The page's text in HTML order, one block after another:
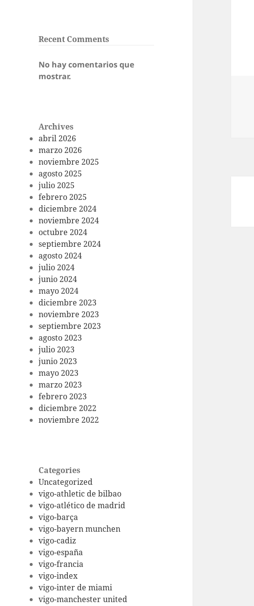
Recent Comments
No hay comentarios que
mostrar.
Archives
abril 2026
marzo 2026
noviembre 2025
agosto 2025
julio 2025
febrero 2025
diciembre 2024
noviembre 2024
octubre 2024
septiembre 2024
agosto 2024
julio 2024
junio 2024
mayo 2024
diciembre 2023
noviembre 2023
septiembre 2023
agosto 2023
julio 2023
junio 2023
mayo 2023
marzo 2023
febrero 2023
diciembre 2022
noviembre 2022
Categories
Uncategorized
vigo-athletic de bilbao
vigo-atlético de madrid
vigo-barça
vigo-bayern munchen
vigo-cadiz
vigo-españa
vigo-francia
vigo-index
vigo-inter de miami
vigo-manchester united